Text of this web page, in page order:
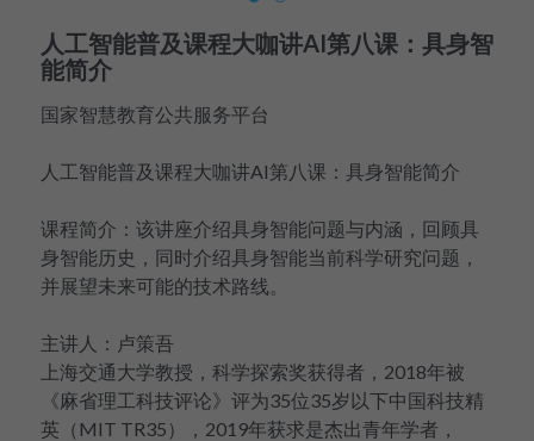
Waterloo School
日本高中留学
精品课程
优沃家教
法语学习
人工智能普及课程大咖讲AI第八课：具身智
能简介
国家智慧教育公共服务平台
人工智能普及课程大咖讲AI第八课：具身智能简介
课程简介：该讲座介绍具身智能问题与内涵，回顾具
身智能历史，同时介绍具身智能当前科学研究问题，
并展望未来可能的技术路线。
主讲人：卢策吾
上海交通大学教授，科学探索奖获得者，2018年被
《麻省理工科技评论》评为35位35岁以下中国科技精
英（MIT TR35），2019年获求是杰出青年学者，